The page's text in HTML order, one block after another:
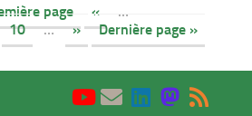
page «
…
10 … » Dernière page »